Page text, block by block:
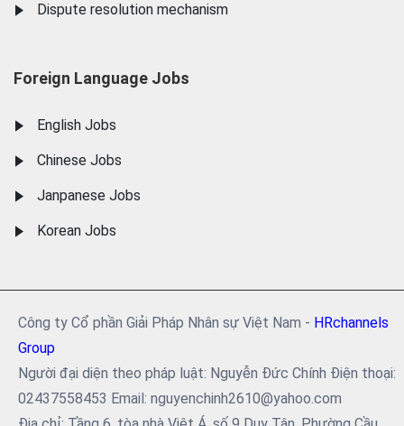
Dispute resolution mechanism
Foreign Language Jobs
English Jobs
Chinese Jobs
Janpanese Jobs
Korean Jobs
Công ty Cổ phần Giải Pháp Nhân sự Việt Nam - HRchannels
Group
Người đại diện theo pháp luật: Nguyễn Đức Chính Điện thoại:
02437558453 Email: nguyenchinh2610@yahoo.com